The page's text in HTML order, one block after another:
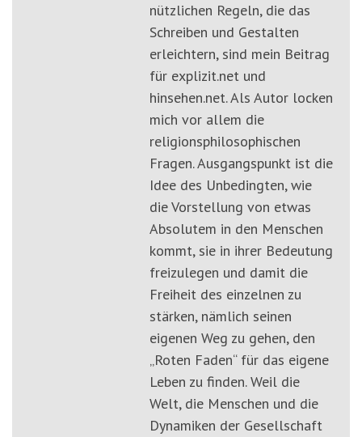
nützlichen Regeln, die das
Schreiben und Gestalten
erleichtern, sind mein Beitrag
für explizit.net und
hinsehen.net. Als Autor locken
mich vor allem die
religionsphilosophischen
Fragen. Ausgangspunkt ist die
Idee des Unbedingten, wie
die Vorstellung von etwas
Absolutem in den Menschen
kommt, sie in ihrer Bedeutung
freizulegen und damit die
Freiheit des einzelnen zu
stärken, nämlich seinen
eigenen Weg zu gehen, den
„Roten Faden“ für das eigene
Leben zu finden. Weil die
Welt, die Menschen und die
Dynamiken der Gesellschaft